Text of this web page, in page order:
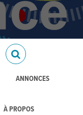
ANNONCES
À PROPOS